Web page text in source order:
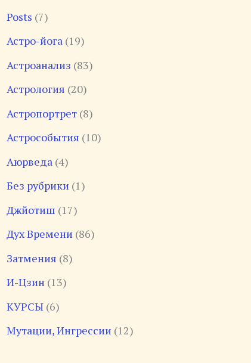
:Posts (7)
Астро-йога(19)
Астроанализ (83)
Астрология (20)
Астропортрет(8)
Астрособытия (10)
Аюрведа(4)
Без рубрики (1)
Джйотиш (17)
Дух Времени (86)
Затмения (8)
И-Цзин (13)
КУРСЫ(6)
Мутации, Ингрессии (12)